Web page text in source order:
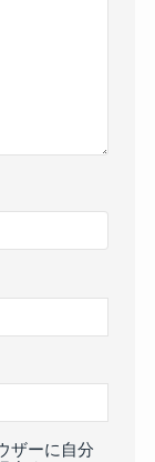
ザーに自分